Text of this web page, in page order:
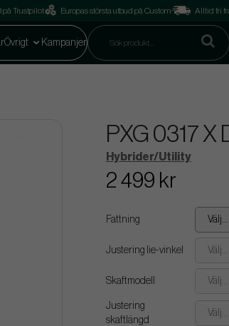
på Trustpilot Europas största utbud på Custom Alltid fri
Övrigt Kampanjer
PXG 0317
Hybrider/Utility
2 499 kr
Fattning Välj...
Justering lie-vinkel Välj...
Skaftmodell Välj...
Justering
skaftlängd
Välj...